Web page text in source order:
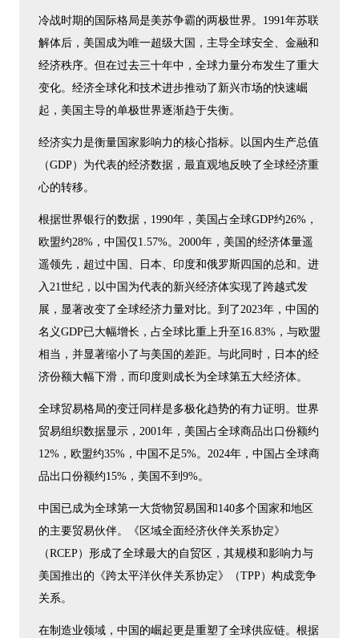
冷战时期的国际格局是美苏争霸的两极世界。1991年苏联
解体后，美国成为唯一超级大国，主导全球安全、金融和
经济秩序。但在过去三十年中，全球力量分布发生了重大
变化。经济全球化和技术进步推动了新兴市场的快速崛
起，美国主导的单极世界逐渐趋于失衡。
经济实力是衡量国家影响力的核心指标。以国内生产总值
（GDP）为代表的经济数据，最直观地反映了全球经济重
心的转移。
根据世界银行的数据，1990年，美国占全球GDP约26%，
欧盟约28%，中国仅1.57%。2000年，美国的经济体量遥
遥领先，超过中国、日本、印度和俄罗斯四国的总和。进
入21世纪，以中国为代表的新兴经济体实现了跨越式发
展，显著改变了全球经济力量对比。到了2023年，中国的
名义GDP已大幅增长，占全球比重上升至16.83%，与欧盟
相当，并显著缩小了与美国的差距。与此同时，日本的经
济份额大幅下滑，而印度则成长为全球第五大经济体。
全球贸易格局的变迁同样是多极化趋势的有力证明。世界
贸易组织数据显示，2001年，美国占全球商品出口份额约
12%，欧盟约35%，中国不足5%。2024年，中国占全球商
品出口份额约15%，美国不到9%。
中国已成为全球第一大货物贸易国和140多个国家和地区
的主要贸易伙伴。《区域全面经济伙伴关系协定》
（RCEP）形成了全球最大的自贸区，其规模和影响力与
美国推出的《跨太平洋伙伴关系协定》（TPP）构成竞争
关系。
在制造业领域，中国的崛起更是重塑了全球供应链。根据